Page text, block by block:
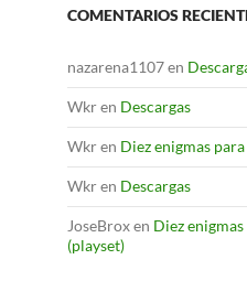
COMENTARIOS
nazarena1107en
Wkren Descargas
Wkren Diez enigmas
Wkren Descargas
JoseBroxen Diez
(playset)